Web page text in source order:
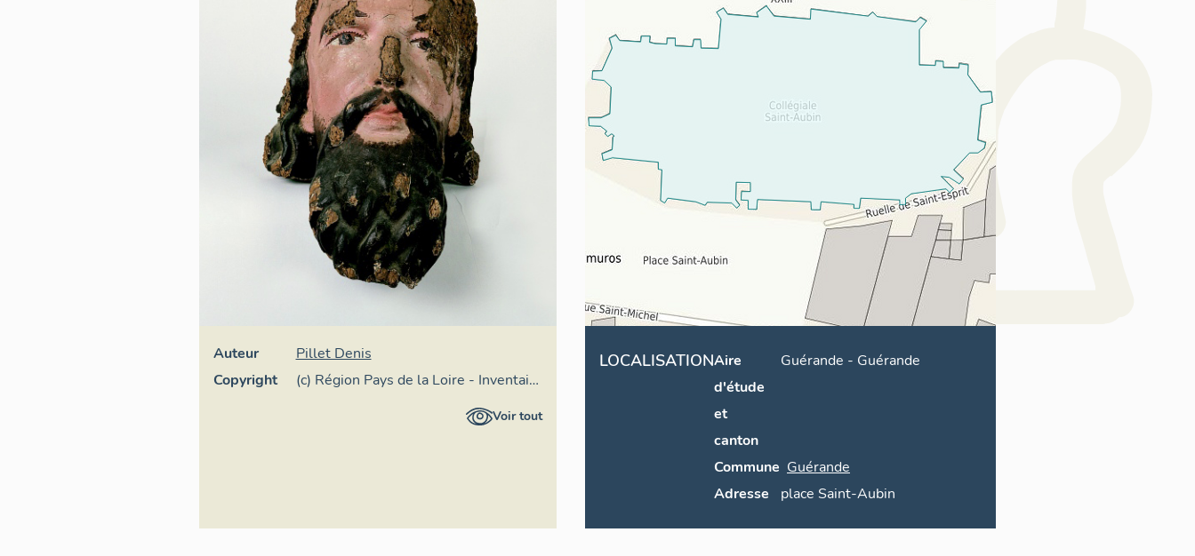
Auteur
Pillet Denis
Copyright
(c) Région Pays de la Loire - Inventaire
Voir tout
LOCALISATIONAire
d'étude
et
canton
Guérande - Guérande
Commune Guérande
Adresse
place Saint-Aubin